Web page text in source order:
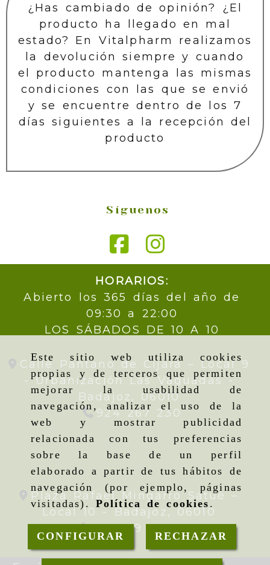
Este sitio web utiliza cookies
propias y de terceros que permiten
mejorar la usabilidad de
navegación, analizar el uso de la
web y mostrar publicidad
relacionada con tus preferencias
sobre la base de un perfil
elaborado a partir de tus hábitos de
navegación (por ejemplo, páginas
visitadas). Política de cookies .
CONFIGURAR RECHAZAR
¿Has cambiado de opinión? ¿El
producto ha llegado en mal
estado? En Vitalpharm realizamos
la devolución siempre y cuando
el producto mantenga las mismas
condiciones con las que se envió
y se encuentre dentro de los 7
días siguientes a la recepción del
producto
Síguenos
HORARIOS:
Abierto los 365 días del año de
09:30 a 22:00
LOS SÁBADOS DE 10 A 10
Calle Pantano de Cijara – Local 9
- Urbanización Las Vaguadas -
Badajoz, 06010
924 267 230
Plaza Rafael Mingarro Satué –
Local 10 -Badajoz,06010
924 09 19 95